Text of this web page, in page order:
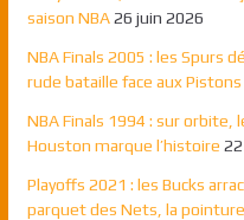
saison NBA 26 juin 2026
NBA Finals 2005 : les Spurs
rude bataille face aux Pistons
NBA Finals 1994 : sur orbite,
Houston marque l’histoire
Playoffs 2021 : les Bucks
parquet des Nets, la